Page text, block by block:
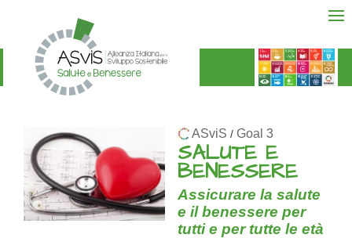
ASviS / Goal 3
SALUTE E
BENESSERE
Assicurare la salute
e il benessere per
tutti e per tutte le età